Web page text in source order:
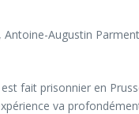
Augustin
fait prisonnier en
va